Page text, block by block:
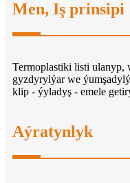
Men, Iş prinsipi
Termoplastiki listi ulanyp,
gyzdyrylýar we
klip - ýyladyş - emele
Aýratynlyk